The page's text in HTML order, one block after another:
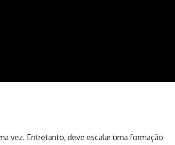
vez. Entretanto, deve escalar uma formação